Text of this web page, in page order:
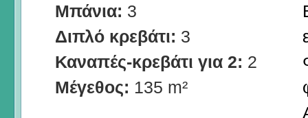
Μπάνια: 3
Διπλό κρεβάτι: 3
Καναπές-κρεβάτι για 2: 2
Μέγεθος: 135 m²